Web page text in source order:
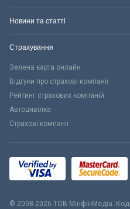
Новини та статті
Страхування
Зелена карта онлайн
Відгуки про страхові компанії
Рейтинг страхових компаній
Автоцивілка
Страхові компанії
© 2008-2026 ТОВ МiнфiнМедiа.